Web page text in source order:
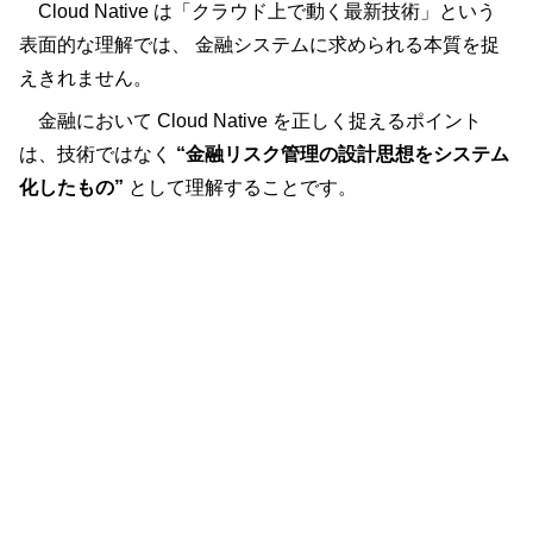
Cloud Native は「クラウド上で動く最新技術」という
表面的な理解では、 金融システムに求められる本質を捉
えきれません。
金融において Cloud Native を正しく捉えるポイント
は、技術ではなく “金融リスク管理の設計思想をシステム
化したもの” として理解することです。